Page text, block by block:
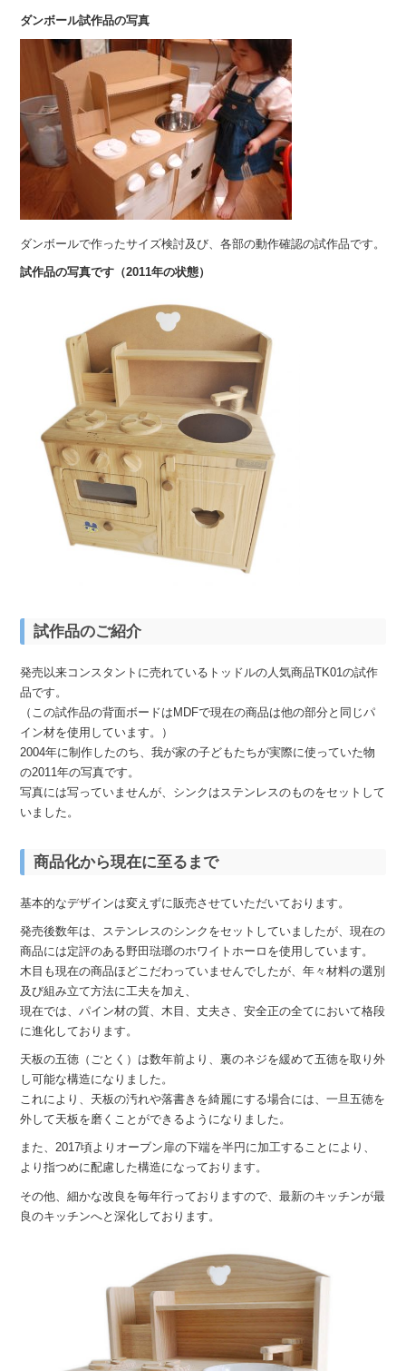
ダンボール試作品の写真
ダンボールで作ったサイズ検討及び、各部の動作確認の試作品です。
試作品の写真です（2011年の状態）
試作品のご紹介
発売以来コンスタントに売れているトッドルの人気商品TK01の試作
品です。
（この試作品の背面ボードはMDFで現在の商品は他の部分と同じパ
イン材を使用しています。）
2004年に制作したのち、我が家の子どもたちが実際に使っていた物
の2011年の写真です。
写真には写っていませんが、シンクはステンレスのものをセットして
いました。
商品化から現在に至るまで
基本的なデザインは変えずに販売させていただいております。
発売後数年は、ステンレスのシンクをセットしていましたが、現在の
商品には定評のある野田琺瑯のホワイトホーロを使用しています。
木目も現在の商品ほどこだわっていませんでしたが、年々材料の選別
及び組み立て方法に工夫を加え、
現在では、パイン材の質、木目、丈夫さ、安全正の全てにおいて格段
に進化しております。
天板の五徳（ごとく）は数年前より、裏のネジを緩めて五徳を取り外
し可能な構造になりました。
これにより、天板の汚れや落書きを綺麗にする場合には、一旦五徳を
外して天板を磨くことができるようになりました。
また、2017頃よりオーブン扉の下端を半円に加工することにより、
より指つめに配慮した構造になっております。
その他、細かな改良を毎年行っておりますので、最新のキッチンが最
良のキッチンへと深化しております。